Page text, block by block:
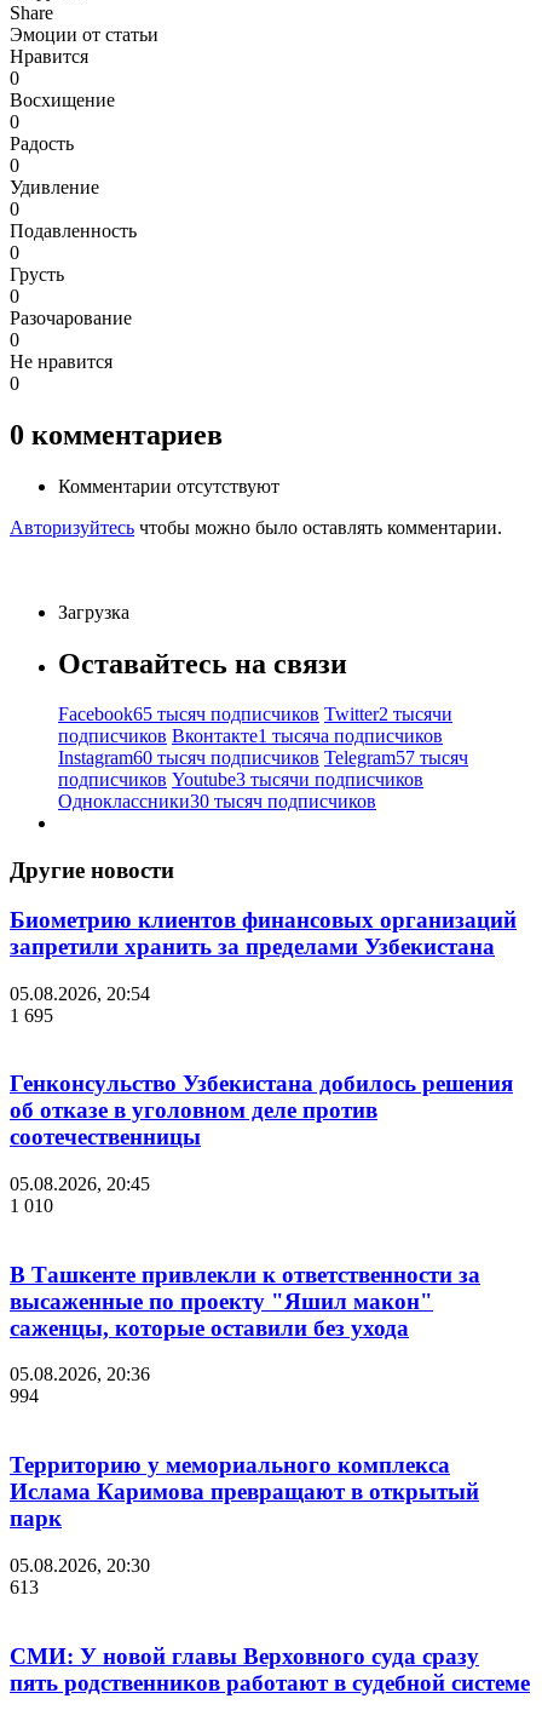
Share
Эмоции от статьи
Нравится
0
Восхищение
0
Радость
0
Удивление
0
Подавленность
0
Грусть
0
Разочарование
0
Не нравится
0
0 комментариев
Комментарии отсутствуют
Авторизуйтесь чтобы можно было оставлять комментарии.
Загрузка
Оставайтесь на связи
Facebook65 тысяч подписчиков Twitter2 тысячи
подписчиков Вконтакте1 тысяча подписчиков
Instagram60 тысяч подписчиков Telegram57 тысяч
подписчиков Youtube3 тысячи подписчиков
Одноклассники30 тысяч подписчиков
Другие новости
Биометрию клиентов финансовых организаций
запретили хранить за пределами Узбекистана
05.08.2026, 20:54
1 695
Генконсульство Узбекистана добилось решения
об отказе в уголовном деле против
соотечественницы
05.08.2026, 20:45
1 010
В Ташкенте привлекли к ответственности за
высаженные по проекту "Яшил макон"
саженцы, которые оставили без ухода
05.08.2026, 20:36
994
Территорию у мемориального комплекса
Ислама Каримова превращают в открытый
парк
05.08.2026, 20:30
613
СМИ: У новой главы Верховного суда сразу
пять родственников работают в судебной системе